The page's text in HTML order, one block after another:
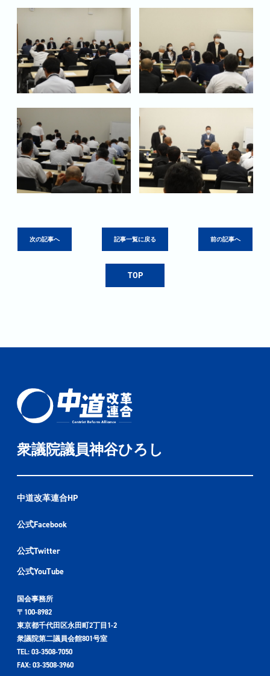
次の記事へ 記事一覧に戻る 前の記事へ
TOP
衆議院議員神谷ひろし
中道改革連合HP
公式Facebook
公式Twitter
公式YouTube
国会事務所
〒100-8982
東京都千代田区永田町2丁目1-2
衆議院第二議員会館801号室
TEL: 03-3508-7050
FAX: 03-3508-3960